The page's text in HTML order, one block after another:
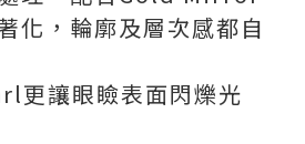
化，輪廓及層次感都自
更讓眼瞼表面閃爍光